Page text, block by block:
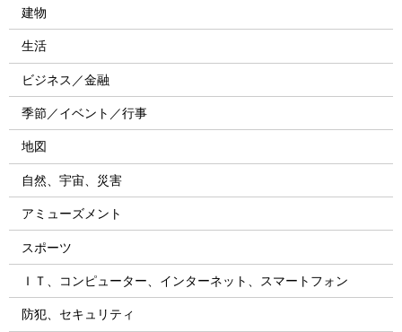
建物
生活
ビジネス／金融
季節／イベント／行事
地図
自然、宇宙、災害
アミューズメント
スポーツ
ＩＴ、コンピューター、インターネット、スマートフォン
防犯、セキュリティ